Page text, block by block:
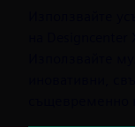
Използвайте
на
Използвайте
иновативни,
същевременно